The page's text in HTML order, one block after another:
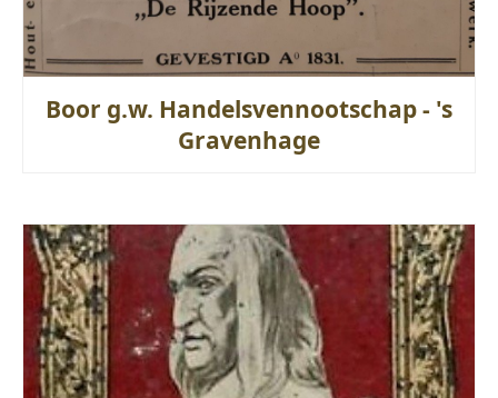
Boor g.w. Handelsvennootschap - 's
Gravenhage